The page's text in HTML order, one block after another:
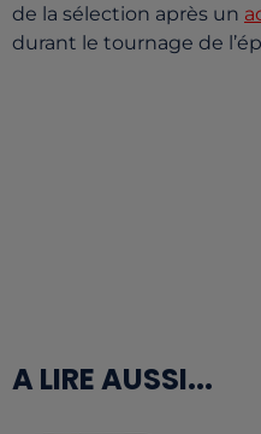
de la sélection après un
durant le tournage de
A LIRE AUSSI...